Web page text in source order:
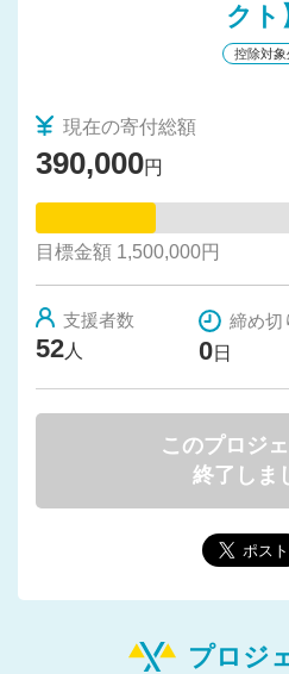
クト
控除対象
現在の寄付総額
390,000円
目標金額 1,500,000円
支援者数
52 人
締め切
0日
このプロジ
終了しま
プロジ